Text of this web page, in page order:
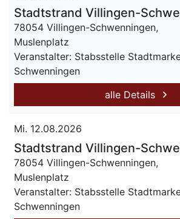
Stadtstrand Villingen-
78054 Villingen-Schwenningen,
Muslenplatz
Veranstalter: Stabsstelle
Schwenningen
alle Details
Mi. 12.08.2026
Stadtstrand Villingen-
78054 Villingen-Schwenningen,
Muslenplatz
Veranstalter: Stabsstelle
Schwenningen